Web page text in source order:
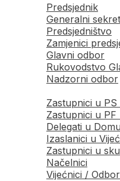
Predsjednik
Generalni
Predsjedništvo
Zamjenici
Glavni odbor
Rukovodstvo
Nadzorni odbor
Zastupnici u PS
Zastupnici u PF
Delegati u
Izaslanici u
Zastupnici u
Načelnici
Vijećnici /